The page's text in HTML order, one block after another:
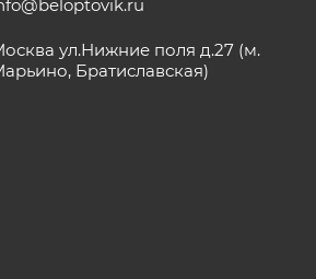
ул.Нижние поля д.27 (м.
Братиславская)